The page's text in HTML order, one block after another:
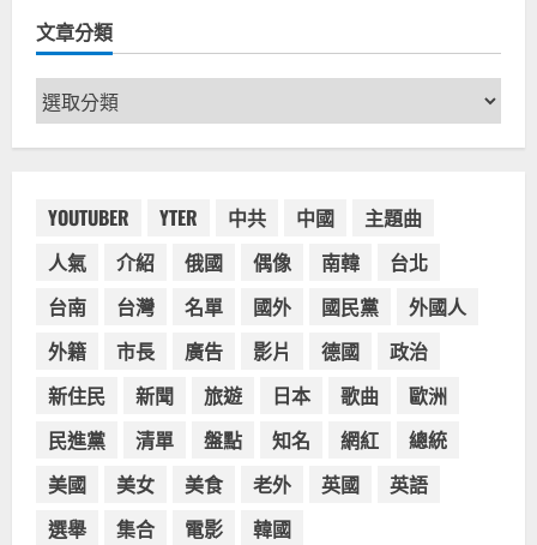
2024-01-27
方影片！日出茶太CHATIME澳洲限定
2023-08-03
4
波蘭人愛喝珍奶！珍珠奶茶店在波蘭
受歡迎，波霸奶茶門市顧客大排長
龍，網紅宣傳華沙珍奶店人潮多
2023-07-15
台灣餐飲在全球
美國人愛鼎泰豐小籠包！美國人吃鼎
泰豐受歡迎台灣米其林餐廳！加州賭
城西雅圖分店排隊人潮影片盤點
文章分類
文
章
分
YOUTUBER YTER 中共 中國
主題曲
人氣
介紹 俄國 偶像 南韓
台北
台南
台灣 名單 國外 國民黨
外國人
外籍
市長 廣告 影片 德國
政治
新住民
新聞 旅遊 日本 歌曲
歐洲
民進黨
清單 盤點 知名 網紅
總統
美國
美女 美食 老外 英國
英語
選舉
集合 電影 韓國